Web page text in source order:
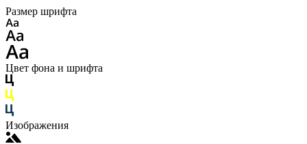
Размер шрифта
Цвет фона и шрифта
Изображения